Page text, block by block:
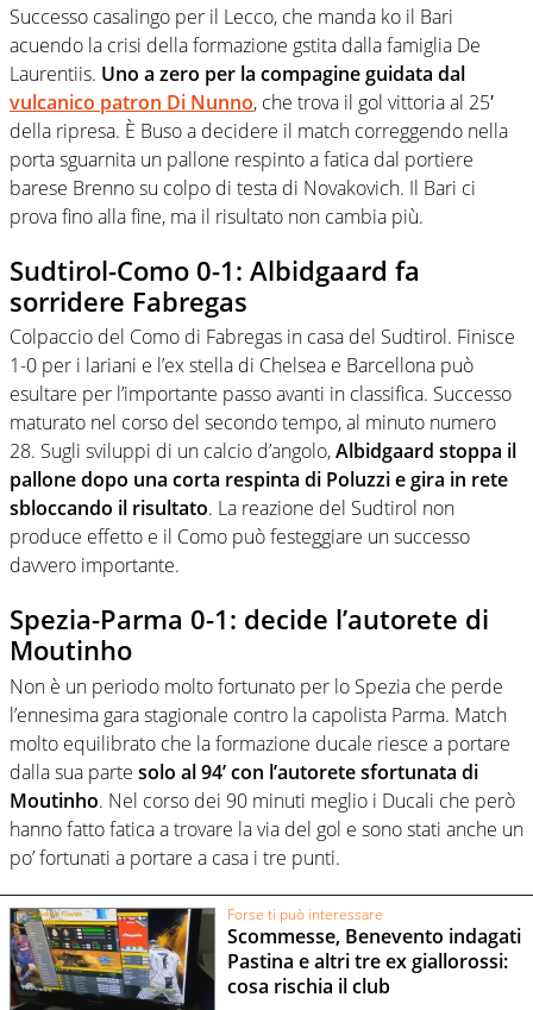
Successo casalingo per il Lecco, che manda ko il Bari
acuendo la crisi della formazione gstita dalla famiglia De
Laurentiis. Uno a zero per la compagine guidata dal
vulcanico patron Di Nunno, che trova il gol vittoria al 25′
della ripresa. È Buso a decidere il match correggendo nella
porta sguarnita un pallone respinto a fatica dal portiere
barese Brenno su colpo di testa di Novakovich. Il Bari ci
prova fino alla fine, ma il risultato non cambia più.
Sudtirol-Como 0-1: Albidgaard fa
sorridere Fabregas
Colpaccio del Como di Fabregas in casa del Sudtirol. Finisce
1-0 per i lariani e l’ex stella di Chelsea e Barcellona può
esultare per l’importante passo avanti in classifica. Successo
maturato nel corso del secondo tempo, al minuto numero
28. Sugli sviluppi di un calcio d’angolo,Albidgaard stoppa il
pallone dopo una corta respinta di Poluzzi e gira in rete
sbloccando il risultato. La reazione del Sudtirol non
produce effetto e il Como può festeggiare un successo
davvero importante.
Spezia-Parma 0-1: decide l’autorete di
Moutinho
Non è un periodo molto fortunato per lo Spezia che perde
l’ennesima gara stagionale contro la capolista Parma. Match
molto equilibrato che la formazione ducale riesce a portare
dalla sua parte solo al 94’ con l’autorete sfortunata di
Moutinho. Nel corso dei 90 minuti meglio i Ducali che però
hanno fatto fatica a trovare la via del gol e sono stati anche un
po’ fortunati a portare a casa i tre punti.
Forse ti può interessare
Scommesse, Benevento indagati
Pastina e altri tre ex giallorossi:
cosa rischia il club